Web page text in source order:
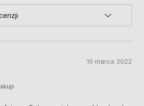
10 marca 2022